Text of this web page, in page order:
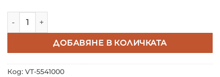
количество за COB LED ЛЕНТА 5mm LED ЛЕНТА +
ДОБАВЯНЕ В КОЛИЧКАТА
Код: VT-5541000